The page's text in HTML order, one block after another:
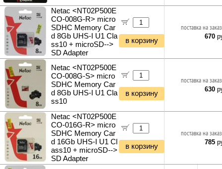
Netac <NT02P500E
CO-008G-R> micro
SDHC Memory Car
d 8Gb UHS-I U1 Cla
ss10 + microSD-->
SD Adapter
в корзину
поставка на
670
Netac <NT02P500E
CO-008G-S> micro
SDHC Memory Car
d 8Gb UHS-I U1 Cla
ss10
в корзину
поставка на
630
Netac <NT02P500E
CO-016G-R> micro
SDHC Memory Car
d 16Gb UHS-I U1 Cl
ass10 + microSD-->
SD Adapter
в корзину
поставка на
785